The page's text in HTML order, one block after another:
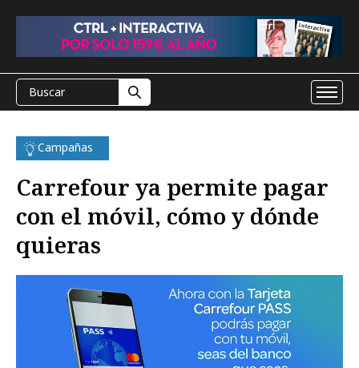
Campañas
Carrefour ya permite pagar
con el móvil, cómo y dónde
quieras